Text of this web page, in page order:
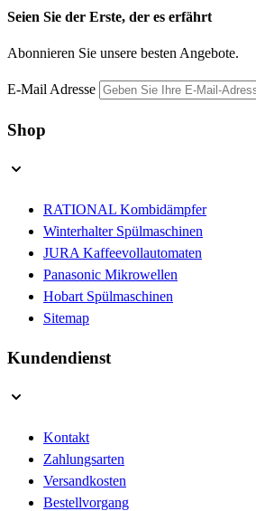
Seien Sie der Erste, der es erfährt
Abonnieren Sie unsere besten Angebote.
E-Mail Adresse
Shop
RATIONAL Kombidämpfer
Winterhalter Spülmaschinen
JURA Kaffeevollautomaten
Panasonic Mikrowellen
Hobart Spülmaschinen
Sitemap
Kundendienst
Kontakt
Zahlungsarten
Versandkosten
Bestellvorgang